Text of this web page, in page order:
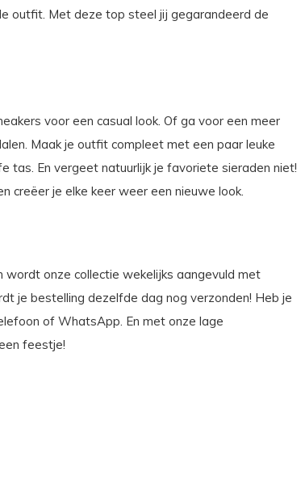
outfit. Met deze top steel jij gegarandeerd de
voor een casual look. Of ga voor een meer
Maak je outfit compleet met een paar leuke
tas. En vergeet natuurlijk je favoriete sieraden niet!
creëer je elke keer weer een nieuwe look.
onze collectie wekelijks aangevuld met
je bestelling dezelfde dag nog verzonden! Heb je
of WhatsApp. En met onze lage
feestje!